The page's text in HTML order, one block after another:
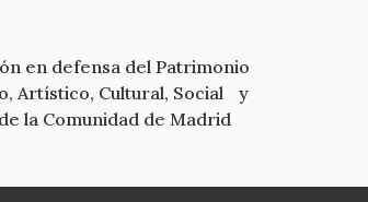
en defensa del Patrimonio
Artístico, Cultural, Social y
la Comunidad de Madrid